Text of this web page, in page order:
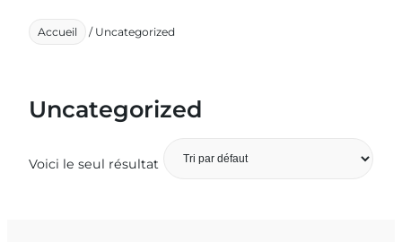
Accueil / Uncategorized
Uncategorized
Voici le seul résultat